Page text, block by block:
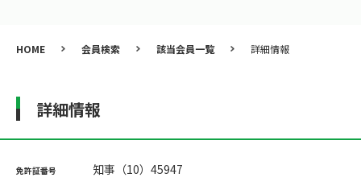
HOME 会員検索 該当会員一覧 詳細情報
詳細情報
免許証番号 知事（10）45947